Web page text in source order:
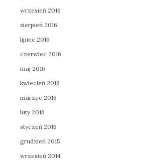
wrzesień 2016
sierpień 2016
lipiec 2016
czerwiec 2016
maj 2016
kwiecień 2016
marzec 2016
luty 2016
styczeń 2016
grudzień 2015
wrzesień 2014